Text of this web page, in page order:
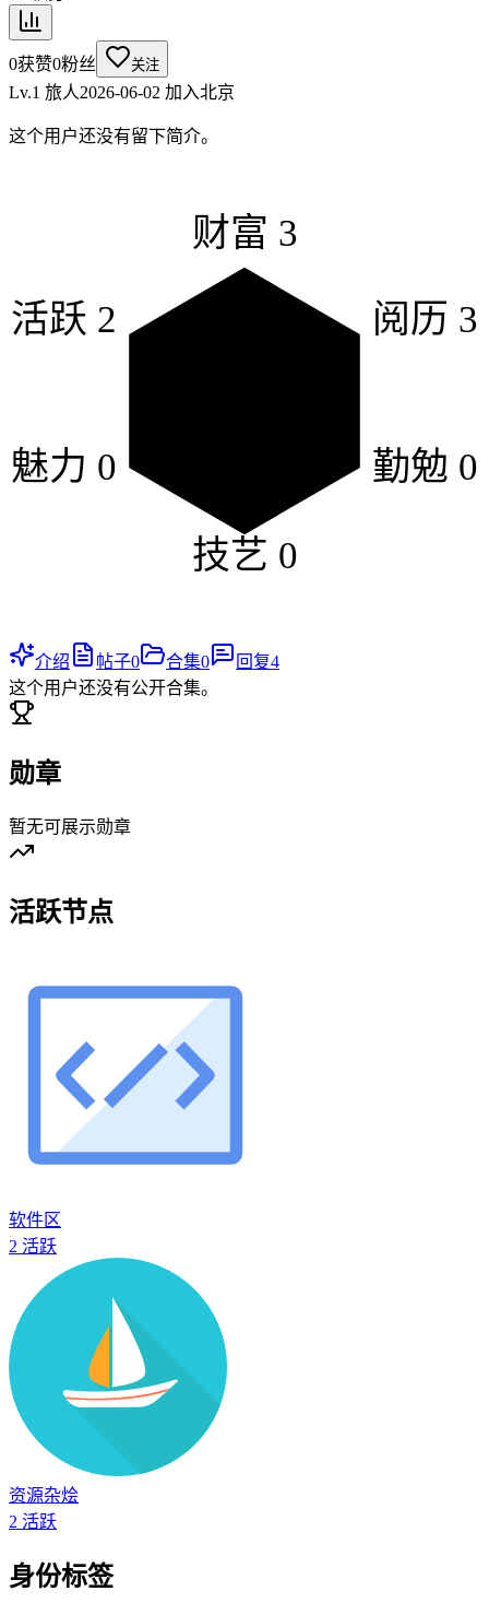
0获赞0粉丝 关注
Lv.1 旅人2026-06-02 加入北京
这个用户还没有留下简介。
财富 3
阅历 3
勤勉 0
技艺 0
魅力 0
活跃 2
介绍 帖子0 合集0 回复4
这个用户还没有公开合集。
勋章
暂无可展示勋章
活跃节点
软件区
2 活跃
资源杂烩
2 活跃
身份标签